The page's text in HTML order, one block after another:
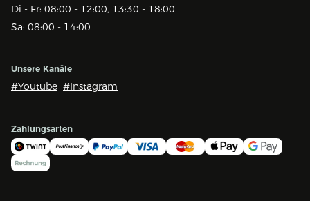
Di - Fr: 08:00 - 12:00, 13:30 - 18:00
Sa: 08:00 - 14:00
Unsere Kanäle
#Youtube #Instagram
Zahlungsarten